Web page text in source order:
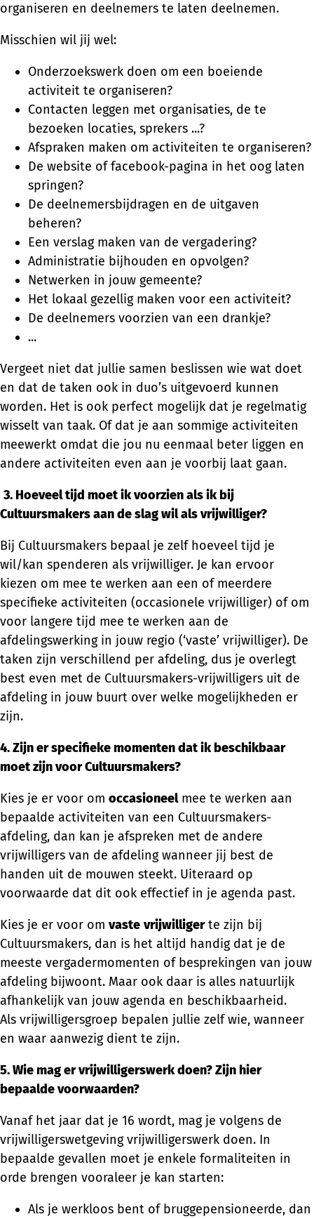
organiseren en deelnemers te laten deelnemen.
Misschien wil jij wel:
Onderzoekswerk doen om een boeiende
activiteit te organiseren?
Contacten leggen met organisaties, de te
bezoeken locaties, sprekers ...?
Afspraken maken om activiteiten te organiseren?
De website of facebook-pagina in het oog laten
springen?
De deelnemersbijdragen en de uitgaven
beheren?
Een verslag maken van de vergadering?
Administratie bijhouden en opvolgen?
Netwerken in jouw gemeente?
Het lokaal gezellig maken voor een activiteit?
De deelnemers voorzien van een drankje?
...
Vergeet niet dat jullie samen beslissen wie wat doet
en dat de taken ook in duo’s uitgevoerd kunnen
worden. Het is ook perfect mogelijk dat je regelmatig
wisselt van taak. Of dat je aan sommige activiteiten
meewerkt omdat die jou nu eenmaal beter liggen en
andere activiteiten even aan je voorbij laat gaan.
3. Hoeveel tijd moet ik voorzien als ik bij
Cultuursmakers aan de slag wil als vrijwilliger?
Bij Cultuursmakers bepaal je zelf hoeveel tijd je
wil/kan spenderen als vrijwilliger. Je kan ervoor
kiezen om mee te werken aan een of meerdere
specifieke activiteiten (occasionele vrijwilliger) of om
voor langere tijd mee te werken aan de
afdelingswerking in jouw regio (‘vaste’ vrijwilliger). De
taken zijn verschillend per afdeling, dus je overlegt
best even met de Cultuursmakers-vrijwilligers uit de
afdeling in jouw buurt over welke mogelijkheden er
zijn.
4. Zijn er specifieke momenten dat ik beschikbaar
moet zijn voorCultuursmakers?
Kies je er voor om occasioneelmee te werken aan
bepaalde activiteiten van een Cultuursmakers-
afdeling, dan kan je afspreken met de andere
vrijwilligers van de afdeling wanneer jij best de
handen uit de mouwen steekt. Uiteraard op
voorwaarde dat dit ook effectief in je agenda past.
Kies je er voor om vaste vrijwilligerte zijn bij
Cultuursmakers, dan is het altijd handig dat je de
meeste vergadermomenten of besprekingen van jouw
afdeling bijwoont. Maar ook daar is alles natuurlijk
afhankelijk van jouw agenda en beschikbaarheid.
Als vrijwilligersgroep bepalen jullie zelf wie, wanneer
en waar aanwezig dient te zijn.
5. Wie mag er vrijwilligerswerk doen? Zijn hier
bepaalde voorwaarden?
Vanaf het jaar dat je 16 wordt, mag je volgens de
vrijwilligerswetgeving vrijwilligerswerk doen. In
bepaalde gevallen moet je enkele formaliteiten in
orde brengen vooraleer je kan starten:
Als je werkloos bent of bruggepensioneerde, dan